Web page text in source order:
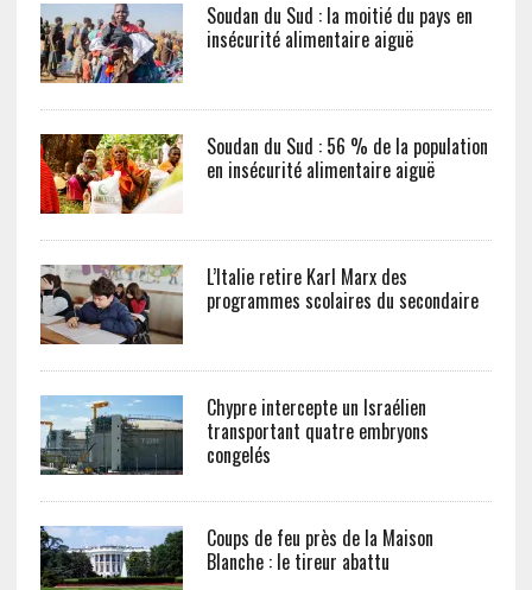
Soudan du Sud : la moitié du pays en
insécurité alimentaire aiguë
Soudan du Sud : 56 % de la population
en insécurité alimentaire aiguë
L’Italie retire Karl Marx des
programmes scolaires du secondaire
Chypre intercepte un Israélien
transportant quatre embryons
congelés
Coups de feu près de la Maison
Blanche : le tireur abattu